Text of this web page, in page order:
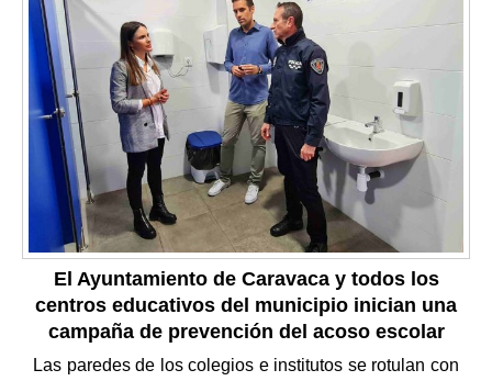
El Ayuntamiento de Caravaca y todos los
centros educativos del municipio inician una
campaña de prevención del acoso escolar
Las paredes de los colegios e institutos se rotulan con